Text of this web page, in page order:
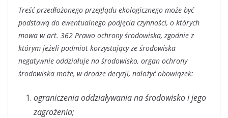
Treść przedłożonego przeglądu ekologicznego może być
podstawą do ewentualnego podjęcia czynności, o których
mowa w art. 362 Prawo ochrony środowiska, zgodnie z
którym jeżeli podmiot korzystający ze środowiska
negatywnie oddziałuje na środowisko, organ ochrony
środowiska może, w drodze decyzji, nałożyć obowiązek:
ograniczenia oddziaływania na środowisko i jego
zagrożenia;